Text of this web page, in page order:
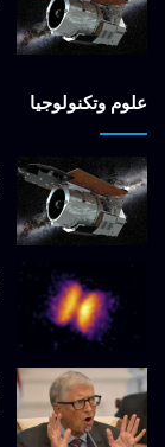
علوم وتكنولوجيا